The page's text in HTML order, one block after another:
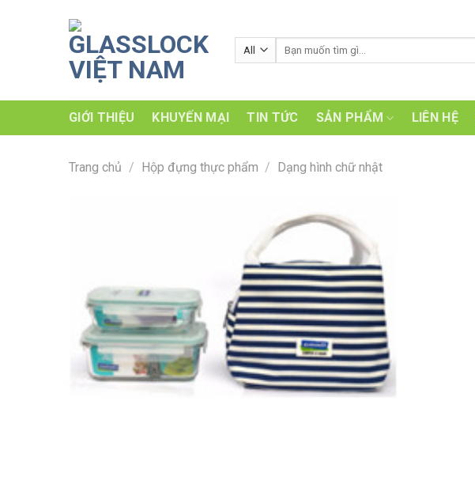
kiếm:
GIỚI THIỆU KHUYẾN MẠI TIN TỨC SẢN PHẨM LIÊN HỆ
Trang chủ / Hộp đựng thực phẩm / Dạng hình chữ nhật